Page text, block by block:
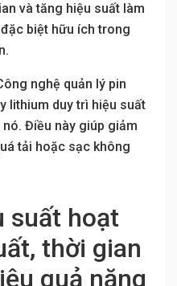
và tăng hiệu suất làm
biệt hữu ích trong
nghệ quản lý pin
lithium duy trì hiệu suất
Điều này giúp giảm
tải hoặc sạc không
suất hoạt
thời gian
quả năng